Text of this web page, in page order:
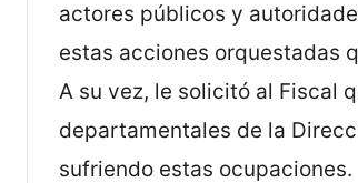
actores públicos y
estas acciones orquestadas
A su vez, le solicitó al Fiscal
departamentales de la
sufriendo estas ocupaciones.